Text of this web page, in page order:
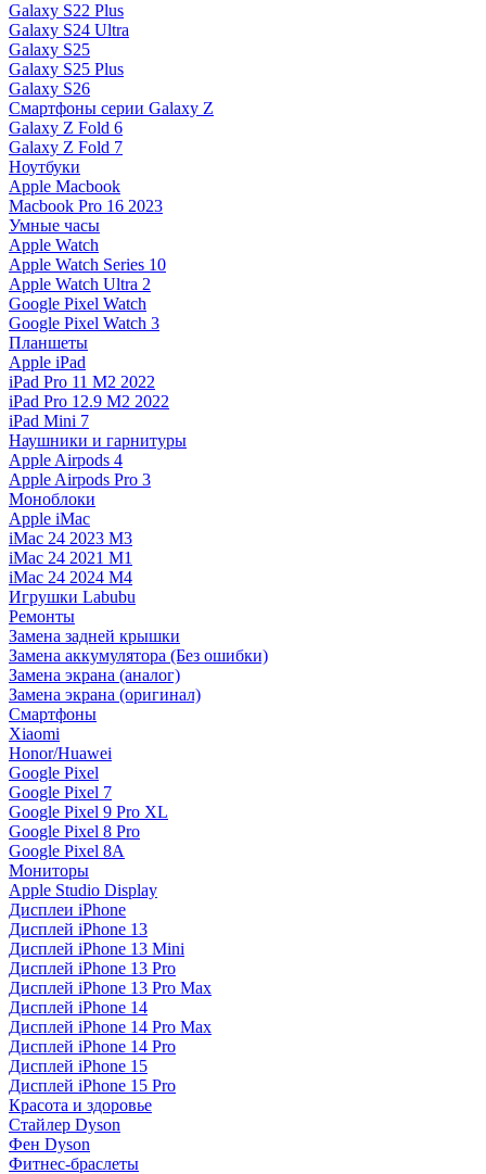
Galaxy S22 Plus
Galaxy S24 Ultra
Galaxy S25
Galaxy S25 Plus
Galaxy S26
Смартфоны серии Galaxy Z
Galaxy Z Fold 6
Galaxy Z Fold 7
Ноутбуки
Apple Macbook
Macbook Pro 16 2023
Умные часы
Apple Watch
Apple Watch Series 10
Apple Watch Ultra 2
Google Pixel Watch
Google Pixel Watch 3
Планшеты
Apple iPad
iPad Pro 11 M2 2022
iPad Pro 12.9 M2 2022
iPad Mini 7
Наушники и гарнитуры
Apple Airpods 4
Apple Airpods Pro 3
Моноблоки
Apple iMac
iMac 24 2023 M3
iMac 24 2021 M1
iMac 24 2024 M4
Игрушки Labubu
Ремонты
Замена задней крышки
Замена аккумулятора (Без ошибки)
Замена экрана (аналог)
Замена экрана (оригинал)
Смартфоны
Xiaomi
Honor/Huawei
Google Pixel
Google Pixel 7
Google Pixel 9 Pro XL
Google Pixel 8 Pro
Google Pixel 8A
Мониторы
Apple Studio Display
Дисплеи iPhone
Дисплей iPhone 13
Дисплей iPhone 13 Mini
Дисплей iPhone 13 Pro
Дисплей iPhone 13 Pro Max
Дисплей iPhone 14
Дисплей iPhone 14 Pro Max
Дисплей iPhone 14 Pro
Дисплей iPhone 15
Дисплей iPhone 15 Pro
Красота и здоровье
Стайлер Dyson
Фен Dyson
Фитнес-браслеты